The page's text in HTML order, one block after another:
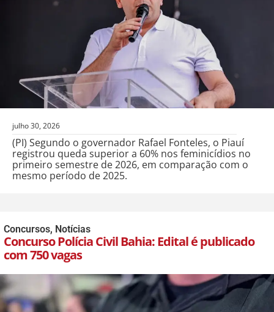
julho 30, 2026
(PI) Segundo o governador Rafael Fonteles, o Piauí
registrou queda superior a 60% nos feminicídios no
primeiro semestre de 2026, em comparação com o
mesmo período de 2025.
Concursos, Notícias
Concurso Polícia Civil Bahia: Edital é publicado
com 750 vagas